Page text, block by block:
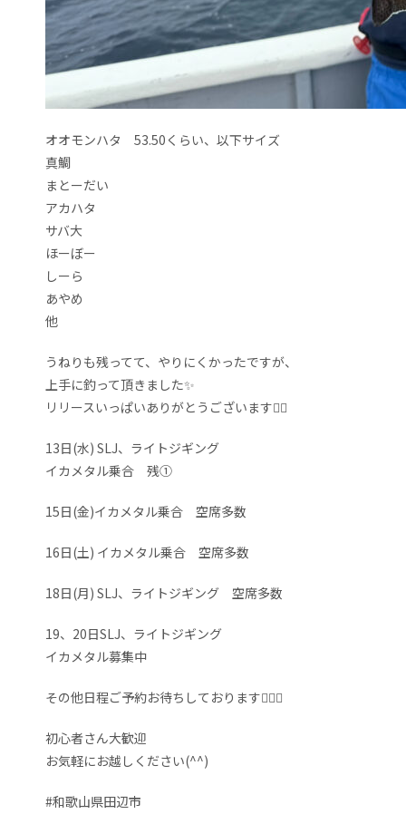
オオモンハタ 53.50くらい、以下サイズ
真鯛
まとーだい
アカハタ
サバ大
ほーぼー
しーら
あやめ
他
うねりも残ってて、やりにくかったですが、
上手に釣って頂きました✨
リリースいっぱいありがとうございます🙇‍♀️
13日(水) SLJ、ライトジギング
イカメタル乗合 残①
15日(金)イカメタル乗合 空席多数
16日(土) イカメタル乗合 空席多数
18日(月) SLJ、ライトジギング 空席多数
19、20日SLJ、ライトジギング
イカメタル募集中
その他日程ご予約お待ちしております🙇‍♀️✨
初心者さん大歓迎
お気軽にお越しください(^^)
#和歌山県田辺市